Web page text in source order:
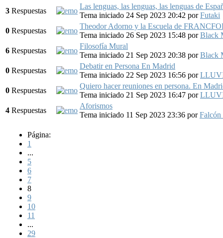
3 Respuestas
Las lenguas, las lenguas, las lenguas de
Tema iniciado 24 Sep 2023 20:42 porFutaki
0 Respuestas
Theodor Adorno y la Escuela de
Tema iniciado 26 Sep 2023 15:48 porBlack
6 Respuestas
Filosofía Mural
Tema iniciado 21 Sep 2023 20:38 porBlack
0 Respuestas
Debatir en Persona En Madrid
Tema iniciado 22 Sep 2023 16:56 por
0 Respuestas
Quiero hacer reuniones en persona. En
Tema iniciado 21 Sep 2023 16:47 por
4 Respuestas
Aforismos
Tema iniciado 11 Sep 2023 23:36 porFalcón
Página:
1
...
5
6
7
8
9
10
11
...
29